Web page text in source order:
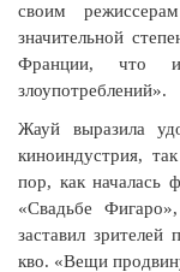
своим
значительной
Франции, что
злоупотреблений».
Жауй выразила
киноиндустрия,
пор, как началась
«Свадьбе
заставил зрителей
кво. «Вещи